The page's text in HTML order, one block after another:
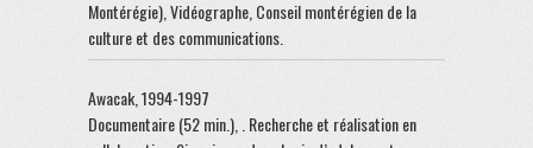
Montérégie), Vidéographe, Conseil montérégien de la
culture et des communications.
Awacak, 1994-1997
Documentaire (52 min.), . Recherche et réalisation en